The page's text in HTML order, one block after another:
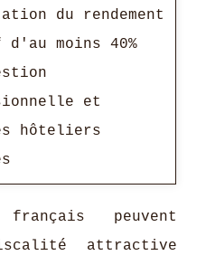
du rendement
moins 40%
et
hôteliers
peuvent
attractive